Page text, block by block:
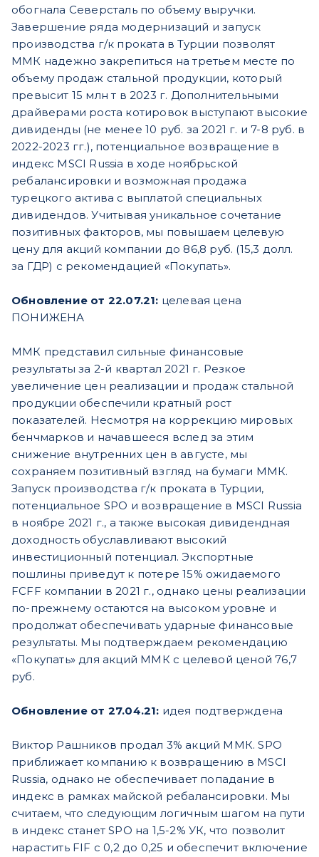
обогнала Северсталь по объему выручки.
Завершение ряда модернизаций и запуск
производства г/к проката в Турции позволят
ММК надежно закрепиться на третьем месте по
объему продаж стальной продукции, который
превысит 15 млн т в 2023 г. Дополнительными
драйверами роста котировок выступают высокие
дивиденды (не менее 10 руб. за 2021 г. и 7-8 руб. в
2022-2023 гг.), потенциальное возвращение в
индекс MSCI Russia в ходе ноябрьской
ребалансировки и возможная продажа
турецкого актива с выплатой специальных
дивидендов. Учитывая уникальное сочетание
позитивных факторов, мы повышаем целевую
цену для акций компании до 86,8 руб. (15,3 долл.
за ГДР) с рекомендацией «Покупать».
Обновление от 22.07.21: целевая цена
ПОНИЖЕНА
ММК представил сильные финансовые
результаты за 2-й квартал 2021 г. Резкое
увеличение цен реализации и продаж стальной
продукции обеспечили кратный рост
показателей. Несмотря на коррекцию мировых
бенчмарков и начавшееся вслед за этим
снижение внутренних цен в августе, мы
сохраняем позитивный взгляд на бумаги ММК.
Запуск производства г/к проката в Турции,
потенциальное SPO и возвращение в MSCI Russia
в ноябре 2021 г., а также высокая дивидендная
доходность обуславливают высокий
инвестиционный потенциал. Экспортные
пошлины приведут к потере 15% ожидаемого
FCFF компании в 2021 г., однако цены реализации
по-прежнему остаются на высоком уровне и
продолжат обеспечивать ударные финансовые
результаты. Мы подтверждаем рекомендацию
«Покупать» для акций ММК с целевой ценой 76,7
руб.
Обновление от 27.04.21: идея подтверждена
Виктор Рашников продал 3% акций ММК. SPO
приближает компанию к возвращению в MSCI
Russia, однако не обеспечивает попадание в
индекс в рамках майской ребалансировки. Мы
считаем, что следующим логичным шагом на пути
в индекс станет SPO на 1,5-2% УК, что позволит
нарастить FIF с 0,2 до 0,25 и обеспечит включение